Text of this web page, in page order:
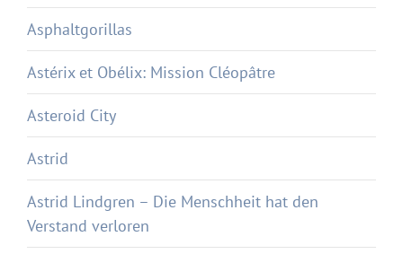
Asphaltgorillas
Astérix et Obélix: Mission Cléopâtre
Asteroid City
Astrid
Astrid Lindgren – Die Menschheit hat den
Verstand verloren